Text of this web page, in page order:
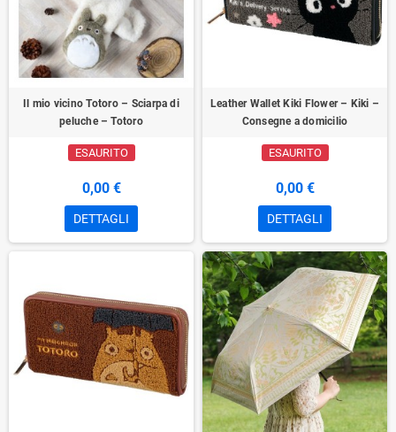
Il mio vicino Totoro – Sciarpa di
peluche – Totoro
ESAURITO
0,00 €
DETTAGLI
Leather Wallet Kiki Flower – Kiki –
Consegne a domicilio
ESAURITO
0,00 €
DETTAGLI